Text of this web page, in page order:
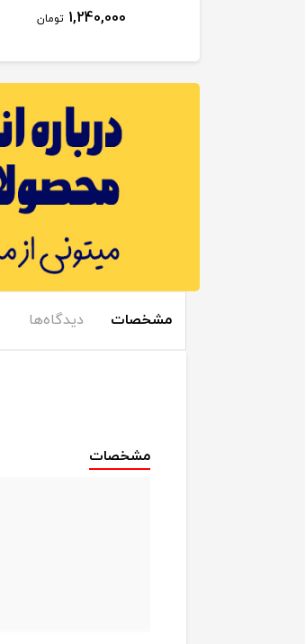
1,240,000 تومان
مشخصات دیدگاه‌ها
مشخصات